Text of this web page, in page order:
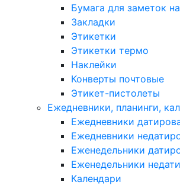
Бумага для заметок
Закладки
Этикетки
Этикетки термо
Наклейки
Конверты почтовые
Этикет-пистолеты
Ежедневники, планинги,
Ежедневники
Ежедневники
Еженедельники
Еженедельники
Календари